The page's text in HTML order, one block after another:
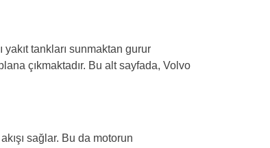
tankları sunmaktan gurur
çıkmaktadır. Bu alt sayfada, Volvo
sağlar. Bu da motorun